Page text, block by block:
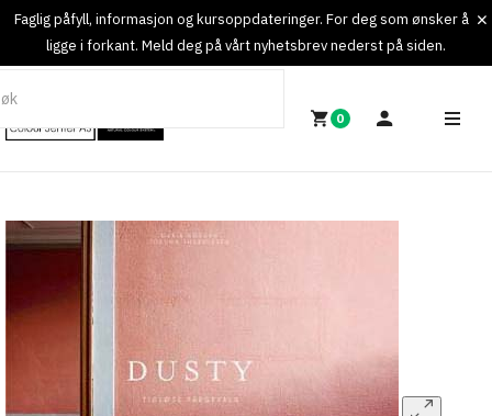
Faglig påfyll, informasjon og kursoppdateringer. For deg som ønsker å
ligge i forkant. Meld deg på vårt nyhetsbrev nederst på siden.
0